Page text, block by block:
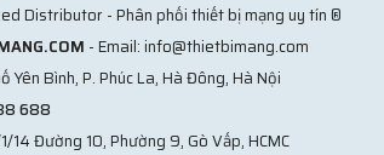
Distributor - Phân phối thiết bị mạng uy tín ®
- Email: info@thietbimang.com
Yên Bình, P. Phúc La, Hà Đông, Hà Nội
688
14 Đường 10, Phường 9, Gò Vấp, HCMC